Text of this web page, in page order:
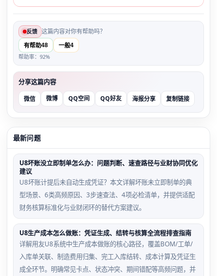
反馈 这篇内容对你有帮助吗？
有帮助48 一般4
帮助率：92%
分享这篇内容
微信 微博 QQ空间 QQ好友 海报分享 复制链接
最新问题
U8坏账没立即制单怎么办：问题判断、速查路径与业财协同优化
建议
U8坏账计提后未自动生成凭证？本文详解坏账未立即制单的典
型场景、6类高频原因、3步速查法、4项必检清单，并提供适配
财务核算标准化与业财闭环的替代方案建议。
U8生产成本怎么做账：凭证生成、结转与核算全流程排查指南
详解用友U8系统中生产成本做账的核心路径，覆盖BOM/工单/
入库单关联、制造费用归集、完工入库结转、成本计算及凭证生
成全环节。明确常见卡点、状态冲突、期间错配等高频问题，并